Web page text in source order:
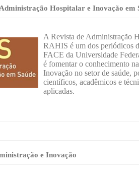
Hospitalar e Inovação em
A Revista de Administração
RAHIS é um dos periódicos
FACE da Universidade
é fomentar o conhecimento
Inovação no setor de saúde,
científicos, acadêmicos e
aplicadas.
e Inovação